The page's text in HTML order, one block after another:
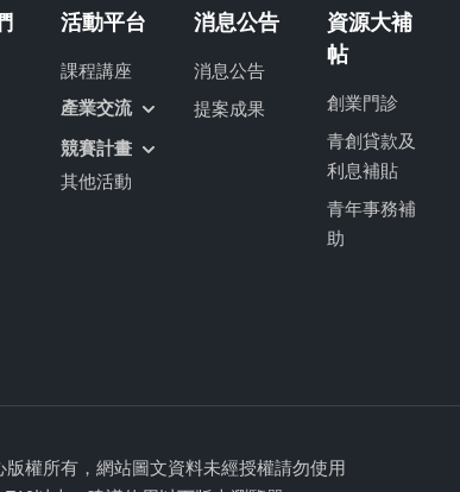
活動平台
課程講座
產業交流
競賽計畫
其他活動
消息公告
消息公告
提案成果
資源大補
帖
創業門診
青創貸款及
利息補貼
青年事務補
助
權所有，網站圖文資料未經授權請勿使用